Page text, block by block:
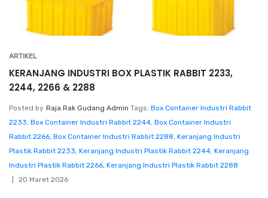
ARTIKEL
KERANJANG INDUSTRI BOX PLASTIK RABBIT 2233,
2244, 2266 & 2288
Posted by Raja Rak Gudang Admin Tags: Box Container Industri Rabbit
2233, Box Container Industri Rabbit 2244, Box Container Industri
Rabbit 2266, Box Container Industri Rabbit 2288, Keranjang Industri
Plastik Rabbit 2233, Keranjang Industri Plastik Rabbit 2244, Keranjang
Industri Plastik Rabbit 2266, Keranjang Industri Plastik Rabbit 2288
20 Maret 2026